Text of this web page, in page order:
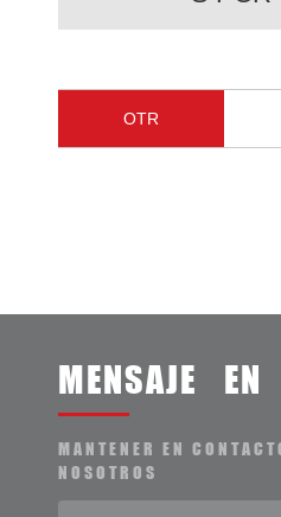
OTR
MENSAJE EN
MANTENER EN
NOSOTROS